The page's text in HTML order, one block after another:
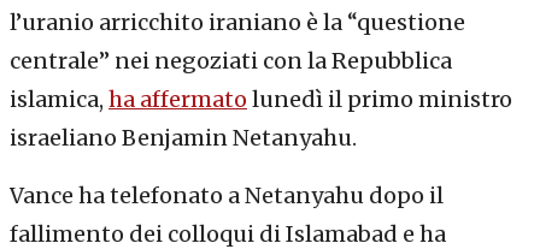
l’uranio arricchito iraniano è la “questione
centrale” nei negoziati con la Repubblica
islamica, ha affermato lunedì il primo ministro
israeliano Benjamin Netanyahu.
Vance ha telefonato a Netanyahu dopo il
fallimento dei colloqui di Islamabad e ha